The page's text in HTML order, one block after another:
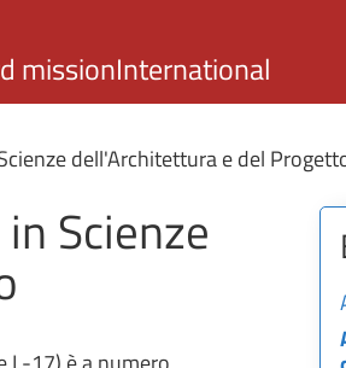
missionInternational
dell'Architettura e del
Scienze